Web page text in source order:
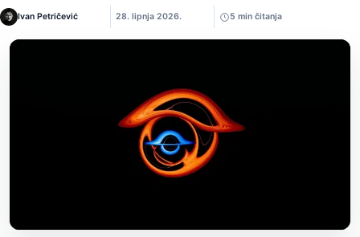
Ivan Petričević 28. lipnja 2026. 5 min čitanja